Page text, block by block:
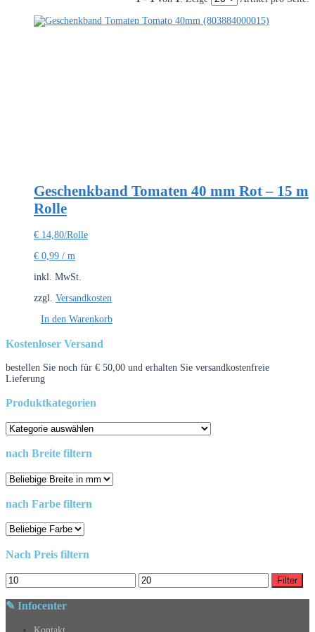
Geschenkband Tomaten 40 mm Rot – 15 m
Rolle
€ 14,80/Rolle
€ 0,99 / m
inkl. MwSt.
zzgl. Versandkosten
In den Warenkorb
Kostenloser Versand
bestellen Sie noch für € 50,00 und erhalten Sie versandkostenfreie
Lieferung
Produktkategorien
nach Breite filtern
nach Farbe filtern
Nach Preis filtern
Min.
Preis
Max.
Preis
Filter
✎ Infocenter